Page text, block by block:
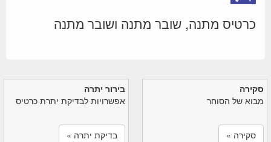
כרטיס מתנה, שובר מתנה ושובר מתנה
בירור יתרה
אפשרויות לבדיקת יתרת כרטיס
בדיקת יתרה »
סקירה
מבוא של הסוחר
סקירה »